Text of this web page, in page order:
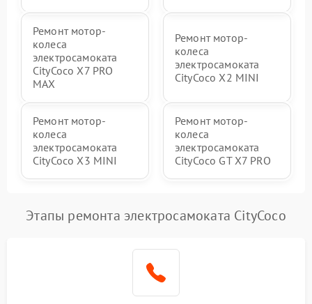
Ремонт мотор-
колеса
электросамоката
CityCoco X7 PRO
MAX
Ремонт мотор-
колеса
электросамоката
CityCoco X2 MINI
Ремонт мотор-
колеса
электросамоката
CityCoco X3 MINI
Ремонт мотор-
колеса
электросамоката
CityCoco GT X7 PRO
Этапы ремонта электросамоката CityCoco